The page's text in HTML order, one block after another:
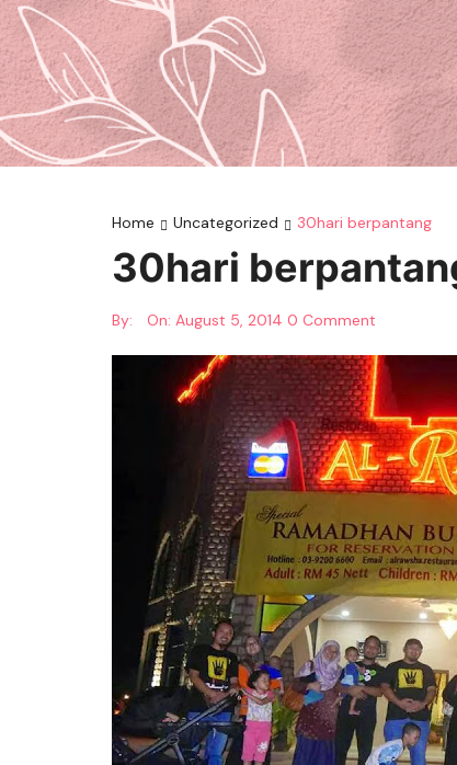
Home Uncategorized 30hari berpantang
30hari
By: On: August 5, 2014 0 Comment